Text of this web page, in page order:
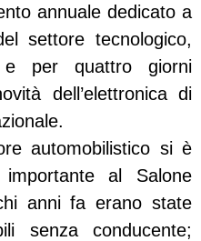
annuale dedicato a
settore tecnologico,
per quattro giorni
dell’elettronica di
automobilistico si è
al Salone
anni fa erano state
senza conducente;